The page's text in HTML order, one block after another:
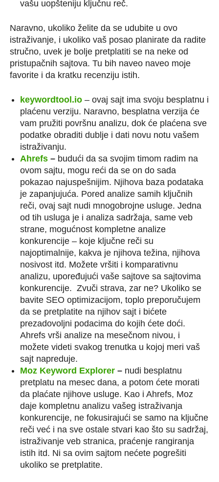
vašu uopšteniju ključnu reč.
Naravno, ukoliko želite da se udubite u ovo
istraživanje, i ukoliko vaš posao planirate da radite
stručno, uvek je bolje pretplatiti se na neke od
pristupačnih sajtova. Tu bih naveo naveo moje
favorite i da kratku recenziju istih.
keywordtool.io – ovaj sajt ima svoju besplatnu i
plaćenu verziju. Naravno, besplatna verzija će
vam pružiti površnu analizu, dok će plaćena sve
podatke obraditi dublje i dati novu notu vašem
istraživanju.
Ahrefs – budući da sa svojim timom radim na
ovom sajtu, mogu reći da se on do sada
pokazao najuspešnijim. Njihova baza podataka
je zapanjujuća. Pored analize samih ključnih
reči, ovaj sajt nudi mnogobrojne usluge. Jedna
od tih usluga je i analiza sadržaja, same veb
strane, mogućnost kompletne analize
konkurencije – koje ključne reči su
najoptimalnije, kakva je njihova težina, njihova
nosivost itd. Možete vršiti i komparativnu
analizu, upoređujući vaše sajtove sa sajtovima
konkurencije. Zvuči strava, zar ne? Ukoliko se
bavite SEO optimizacijom, toplo preporučujem
da se pretplatite na njihov sajt i bićete
prezadovoljni podacima do kojih ćete doći.
Ahrefs vrši analize na mesečnom nivou, i
možete videti svakog trenutka u kojoj meri vaš
sajt napreduje.
Moz Keyword Explorer – nudi besplatnu
pretplatu na mesec dana, a potom ćete morati
da plaćate njihove usluge. Kao i Ahrefs, Moz
daje kompletnu analizu vašeg istraživanja
konkurencije, ne fokusirajući se samo na ključne
reči već i na sve ostale stvari kao što su sadržaj,
istraživanje veb stranica, praćenje rangiranja
istih itd. Ni sa ovim sajtom nećete pogrešiti
ukoliko se pretplatite.